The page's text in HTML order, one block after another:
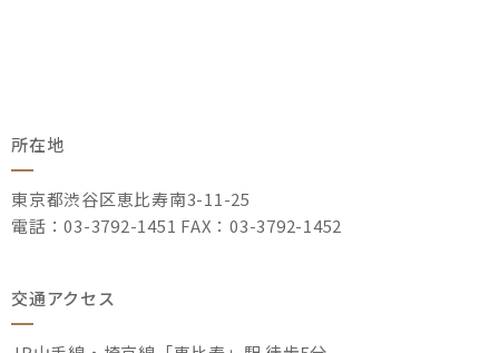
所在地
東京都渋谷区恵比寿南3-11-25
電話：03-3792-1451 FAX：03-3792-1452
交通アクセス